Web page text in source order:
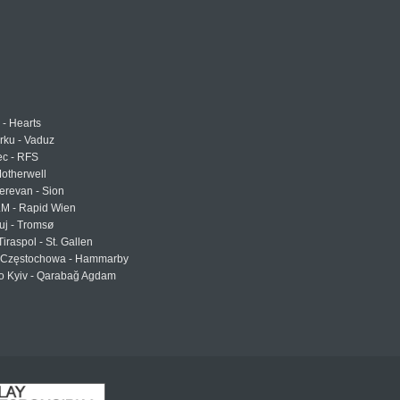
Hearts
- Vaduz
- RFS
- Sion
- Rapid Wien
- Tromsø
- St. Gallen
- Hammarby
Kyiv - Qarabağ Agdam